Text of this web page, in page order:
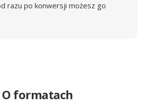
razu po konwersji możesz go
O formatach